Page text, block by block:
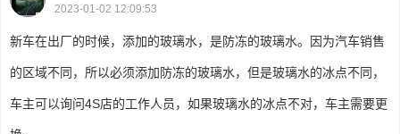
2023-01-02 12:09:53
新车在出厂的时候，添加的玻璃水，是防冻的玻璃水。因为汽车销售
的区域不同，所以必须添加防冻的玻璃水，但是玻璃水的冰点不同，
车主可以询问4S店的工作人员，如果玻璃水的冰点不对，车主需要更